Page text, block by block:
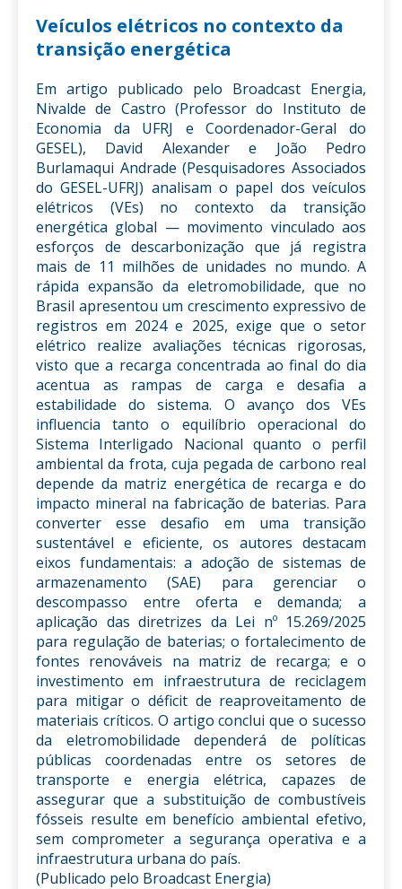
Veículos elétricos no contexto da
transição energética
Em artigo publicado pelo Broadcast Energia,
Nivalde de Castro (Professor do Instituto de
Economia da UFRJ e Coordenador-Geral do
GESEL), David Alexander e João Pedro
Burlamaqui Andrade (Pesquisadores Associados
do GESEL-UFRJ) analisam o papel dos veículos
elétricos (VEs) no contexto da transição
energética global — movimento vinculado aos
esforços de descarbonização que já registra
mais de 11 milhões de unidades no mundo. A
rápida expansão da eletromobilidade, que no
Brasil apresentou um crescimento expressivo de
registros em 2024 e 2025, exige que o setor
elétrico realize avaliações técnicas rigorosas,
visto que a recarga concentrada ao final do dia
acentua as rampas de carga e desafia a
estabilidade do sistema. O avanço dos VEs
influencia tanto o equilíbrio operacional do
Sistema Interligado Nacional quanto o perfil
ambiental da frota, cuja pegada de carbono real
depende da matriz energética de recarga e do
impacto mineral na fabricação de baterias. Para
converter esse desafio em uma transição
sustentável e eficiente, os autores destacam
eixos fundamentais: a adoção de sistemas de
armazenamento (SAE) para gerenciar o
descompasso entre oferta e demanda; a
aplicação das diretrizes da Lei nº 15.269/2025
para regulação de baterias; o fortalecimento de
fontes renováveis na matriz de recarga; e o
investimento em infraestrutura de reciclagem
para mitigar o déficit de reaproveitamento de
materiais críticos. O artigo conclui que o sucesso
da eletromobilidade dependerá de políticas
públicas coordenadas entre os setores de
transporte e energia elétrica, capazes de
assegurar que a substituição de combustíveis
fósseis resulte em benefício ambiental efetivo,
sem comprometer a segurança operativa e a
infraestrutura urbana do país.
(Publicado pelo Broadcast Energia)